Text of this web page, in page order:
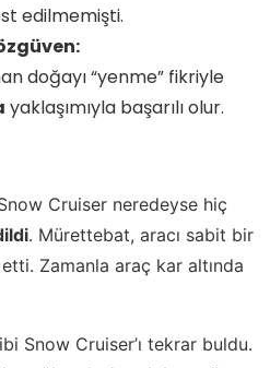
edilmemişti.
doğayı “yenme” fikriyle
yaklaşımıyla başarılı olur.
Cruiser neredeyse hiç
. Mürettebat, aracı sabit bir
Zamanla araç kar altında
Snow Cruiser’ı tekrar buldu.